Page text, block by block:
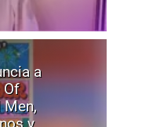
a
Of
Men,